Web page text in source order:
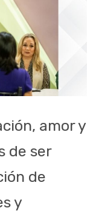
amor y
de ser
de
y